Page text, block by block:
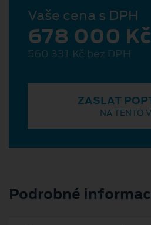
Vaše cena s DPH
678 000 Kč
560 331 Kč bez DPH
ZASLAT
NA TENTO
Podrobné